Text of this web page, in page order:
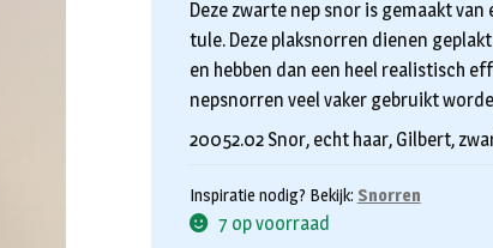
Deze zwarte nep snor is gemaakt
tule. Deze plaksnorren dienen
en hebben dan een heel realistisch
nepsnorren veel vaker gebruikt
20052.02 Snor, echt haar, Gilbert,
Inspiratie nodig? Bekijk: Snorren
7 op voorraad